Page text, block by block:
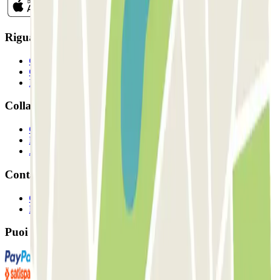
Riguardo a Parclcik
Chi siamo
Come funziona?
I Nostri Parcheggi
Collaboriamo?
Collaboratori
Proprietari di parcheggio
Affiliati
Contatto
Contattaci
FAQ
Puoi utilizzare questi metodi di pagamento: